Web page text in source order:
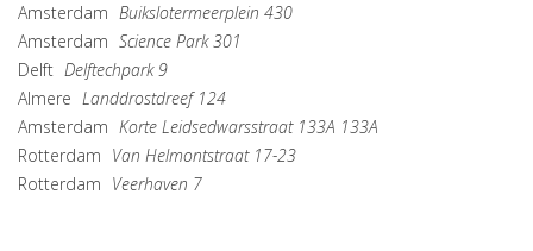
Amsterdam Buikslotermeerplein 430
Amsterdam Science Park 301
Delft Delftechpark 9
Almere Landdrostdreef 124
Amsterdam Korte Leidsedwarsstraat 133A 133A
Rotterdam Van Helmontstraat 17-23
Rotterdam Veerhaven 7